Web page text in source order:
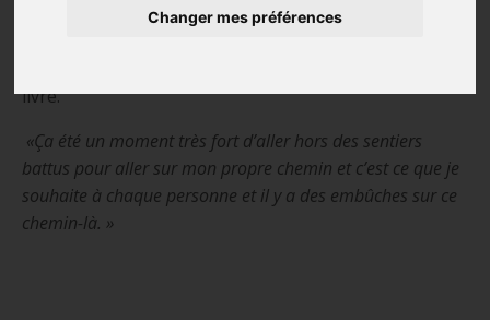
Changer mes préférences
pèlerine sur le Chemin de Compostelle. Elle y découvre
livre.
«Ça été un moment très fort d’aller hors des sentiers
battus pour aller sur mon propre chemin et c’est ce que je
souhaite à chaque personne et il y a des embûches sur ce
chemin-là. »